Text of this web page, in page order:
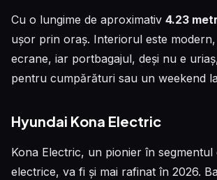
Cu o lungime de aproximativ 4.23
ușor prin oraș. Interiorul este
ecrane, iar portbagajul, deși nu e
pentru cumpărături sau un weekend
Hyundai Kona Electric
Kona Electric, un pionier în
electrice, va fi și mai rafinat în 2026.